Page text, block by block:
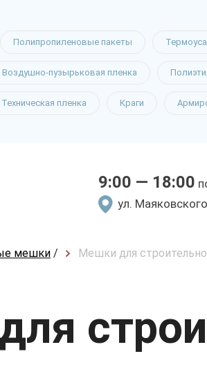
Полипропиленовые пакеты
Воздушно-пузырьковая пленка
Техническая пленка Краги
9:00 — 18:00
yл.
мешки / Мешки для